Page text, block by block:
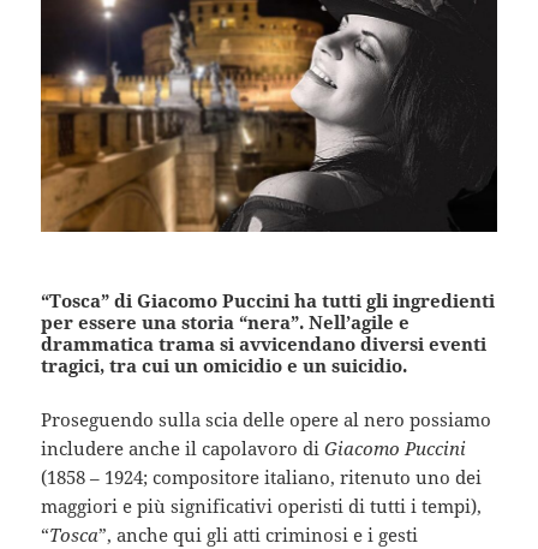
“Tosca” di Giacomo Puccini ha tutti gli ingredienti
per essere una storia “nera”. Nell’agile e
drammatica trama si avvicendano diversi eventi
tragici, tra cui un omicidio e un suicidio.
Proseguendo sulla scia delle opere al nero possiamo
includere anche il capolavoro diGiacomo Puccini
(1858 – 1924; compositore italiano, ritenuto uno dei
maggiori e più significativi operisti di tutti i tempi),
“Tosca”, anche qui gli atti criminosi e i gesti